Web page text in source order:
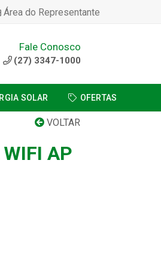
Área do Representante
Fale Conosco
(27) 3347-1000
SOLAR OFERTAS
VOLTAR
WIFI AP